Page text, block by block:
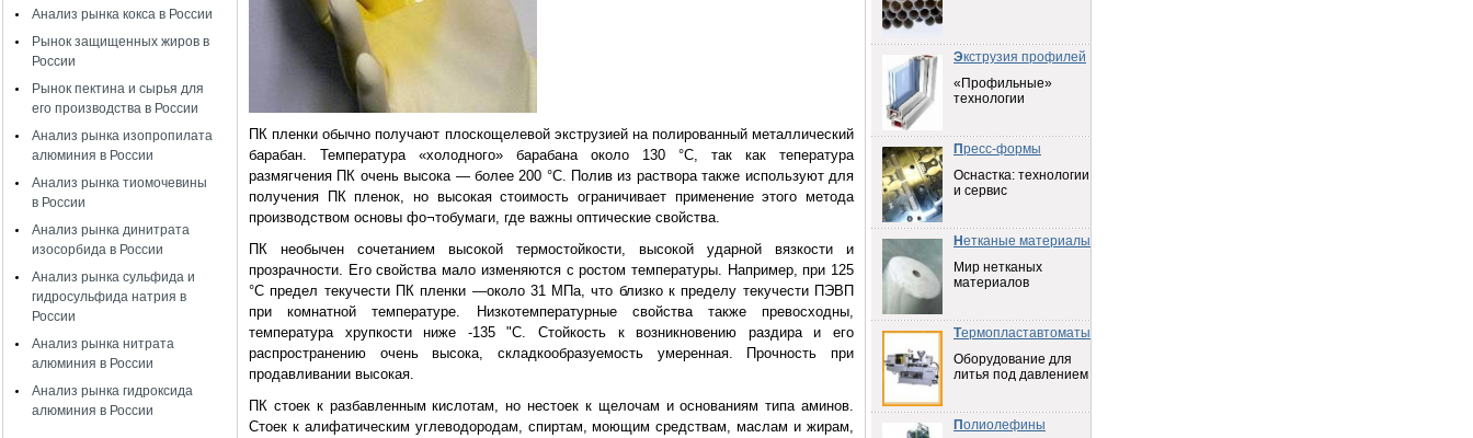
Анализ рынка кокса в России
Рынок защищенных жиров в
России
Рынок пектина и сырья для
его производства в России
Анализ рынка изопропилата
алюминия в России
Анализ рынка тиомочевины
в России
Анализ рынка динитрата
изосорбида в России
Анализ рынка сульфида и
гидросульфида натрия в
России
Анализ рынка нитрата
алюминия в России
Анализ рынка гидроксида
алюминия в России
ПК пленки обычно получают плоскощелевой экструзией на полированный металлический
барабан. Температура «холодного» барабана около 130 °С, так как тепература
размягчения ПК очень высока — более 200 °С. Полив из раствора также используют для
получения ПК пленок, но высокая стоимость ограничивает применение этого метода
производством основы фо¬тобумаги, где важны оптические свойства.
ПК необычен сочетанием высокой термостойкости, высокой ударной вязкости и
прозрачности. Его свойства мало изменяются с ростом температуры. Например, при 125
°С предел текучести ПК пленки —около 31 МПа, что близко к пределу текучести ПЭВП
при комнатной температуре. Низкотемпературные свойства также превосходны,
температура хрупкости ниже -135 "С. Стойкость к возникновению раздира и его
распространению очень высока, складкообразуемость умеренная. Прочность при
продавливании высокая.
ПК стоек к разбавленным кислотам, но нестоек к щелочам и основаниям типа аминов.
Стоек к алифатическим углеводородам, спиртам, моющим средствам, маслам и жирам,
Экструзия профилей
«Профильные»
технологии
Пресс-формы
Оснастка: технологии
и сервис
Н етканые материалы
Мир нетканых
материалов
Термопластавтоматы
Оборудование для
литья под давлением
Полиолефины